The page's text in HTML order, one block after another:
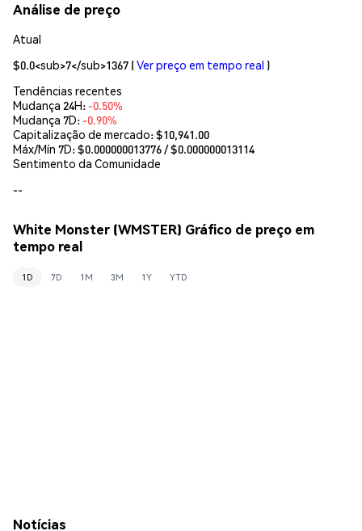
Análise de preço
Atual
$0.0<sub>7</sub>1367 (Ver preço em tempo real )
Tendências recentes
Mudança 24H: -0.50%
Mudança 7D: -0.90%
Capitalização de mercado:$10,941.00
Máx/Mín 7D: $0.000000013776 / $0.000000013114
Sentimento da Comunidade
--
White Monster (WMSTER) Gráfico de preço em
tempo real
1D 7D 1M 3M 1Y YTD
Notícias